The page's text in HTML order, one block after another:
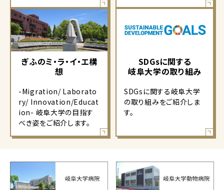
ぎふのミ・ラ・イ・エ構
想
-Migration/ Laborato
ry/ Innovation/Educat
ion- 岐阜大学の目指す
べき姿をご紹介します。
SDGsに関する
岐阜大学の取り組み
SDGsに関する岐阜大学
の取り組みをご紹介しま
す。